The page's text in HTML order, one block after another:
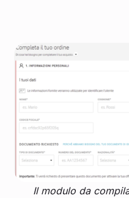
Il modulo da